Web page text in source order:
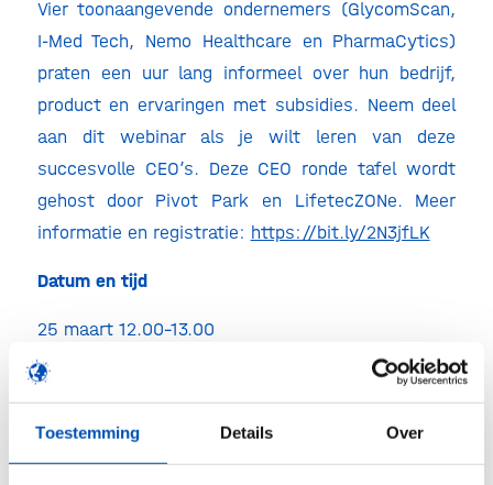
Toestemming Details Over
Vier toonaangevende ondernemers (GlycomScan,
I-Med Tech, Nemo Healthcare en PharmaCytics)
praten een uur lang informeel over hun bedrijf,
product en ervaringen met subsidies. Neem deel
aan dit webinar als je wilt leren van deze
succesvolle CEO’s. Deze CEO ronde tafel wordt
gehost door Pivot Park en LifetecZONe. Meer
informatie en registratie: https://bit.ly/2N3jfLK
Datum en tijd
25 maart 12.00-13.00
Link
https://www.lifeteczone.nl/bijeenkomst/webinar-